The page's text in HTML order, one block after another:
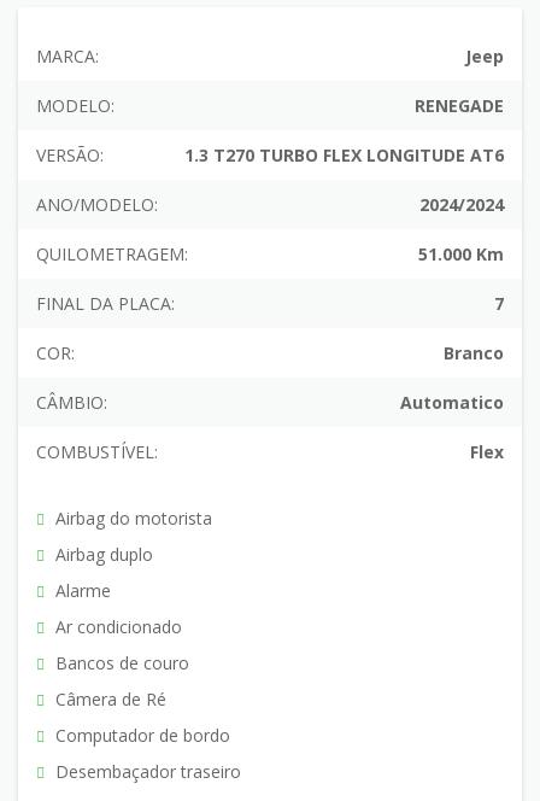
MARCA: Jeep
MODELO: RENEGADE
VERSÃO: 1.3 T270 TURBO FLEX LONGITUDE AT6
ANO/MODELO: 2024/2024
QUILOMETRAGEM: 51.000 Km
FINAL DA PLACA: 7
COR: Branco
CÂMBIO: Automatico
COMBUSTÍVEL: Flex
Airbag do motorista
Airbag duplo
Alarme
Ar condicionado
Bancos de couro
Câmera de Ré
Computador de bordo
Desembaçador traseiro